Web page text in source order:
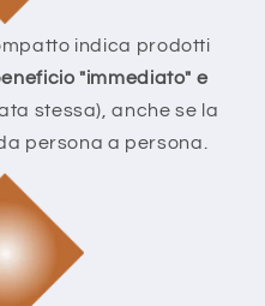
indica prodotti
"immediato" e
stessa), anche se la
persona a persona.